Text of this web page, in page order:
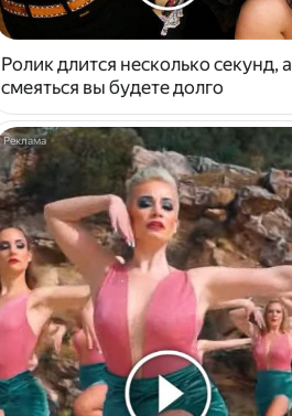
Ролик длится несколько секунд, а
смеяться вы будете долго